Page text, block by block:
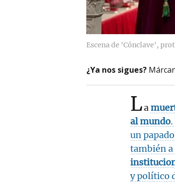
Escena de 'Cónclave',
¿Ya nos sigues?
La
al mundo
un
también
y político